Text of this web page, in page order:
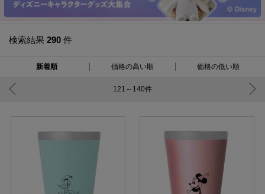
検索結果 290 件
新着順 価格の高い順 価格の低い順
121～140件